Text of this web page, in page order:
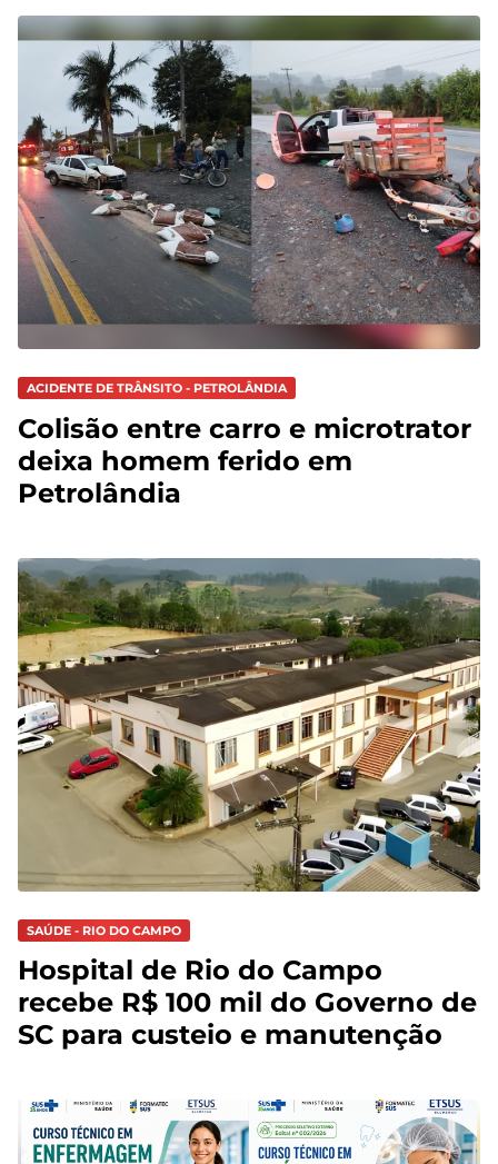
ACIDENTE DE TRÂNSITO - PETROLÂNDIA
Colisão entre carro e microtrator
deixa homem ferido em
Petrolândia
SAÚDE - RIO DO CAMPO
Hospital de Rio do Campo
recebe R$ 100 mil do Governo de
SC para custeio e manutenção